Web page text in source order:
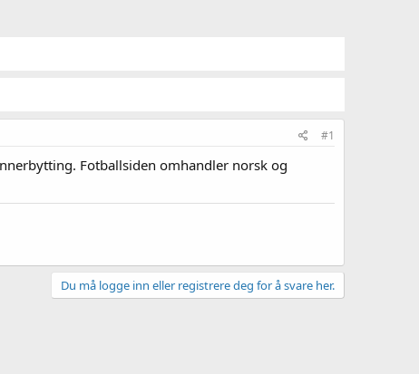
#1
Fotballsiden omhandler norsk og
Du må logge inn eller registrere deg for å svare her.